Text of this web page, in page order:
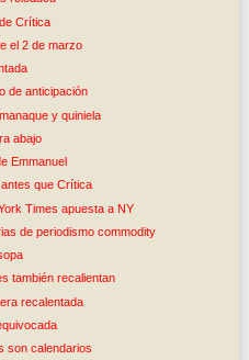
Crítica
el 2 de marzo
de anticipación
y quiniela
abajo
Emmanuel
antes que Crítica
Times apuesta a NY
de periodismo commodity
también recalientan
recalentada
son calendarios